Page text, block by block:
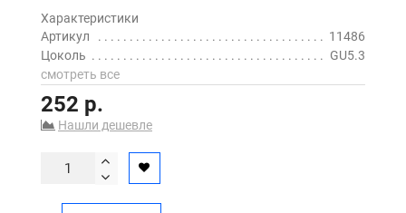
Характеристики
Артикул
11486
Цоколь
GU5.3
смотреть все
252 р.
Нашли дешевле